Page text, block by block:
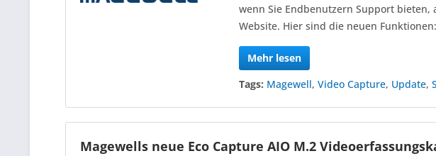
wenn Sie Endbenutzern Support
Website. Hier sind die neuen Funktionen:
Mehr lesen
Tags: Magewell,Video Capture, Update,
Magewells neue Eco Capture AIO M.2